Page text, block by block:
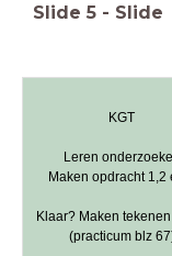
Slide 5 - Slide
KGT
Leren
Maken opdracht 1,2
Klaar? Maken tekenen
(practicum blz